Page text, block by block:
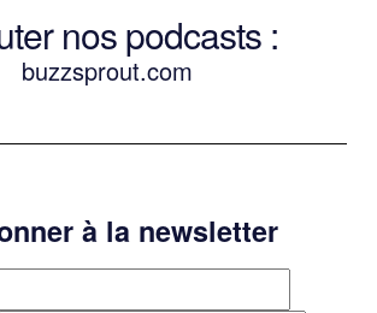
nos podcasts :
buzzsprout.com
à la newsletter